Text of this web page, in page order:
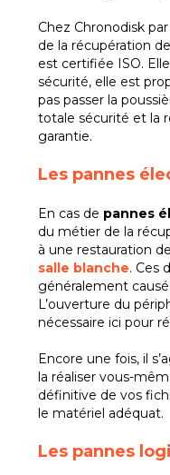
Chez Chronodisk
de la récupération
est certifiée ISO.
sécurité, elle est
pas passer la
totale sécurité et la
garantie.
Les pannes
En cas de pannes
du métier de la
à une restauration
salle blanche. Ces
généralement
L’ouverture du
nécessaire ici pour
Encore une fois, il
la réaliser vous-
définitive de vos
le matériel adéquat.
Les pannes